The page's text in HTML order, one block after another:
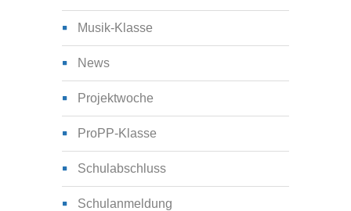
Musik-Klasse
News
Projektwoche
ProPP-Klasse
Schulabschluss
Schulanmeldung